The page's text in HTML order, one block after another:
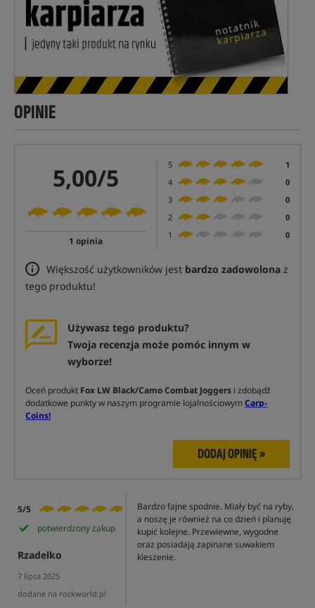
OPINIE
5,00/5
1 opinia
5
1
4
0
3
0
2
0
1
0
Większość użytkowników jest bardzo zadowolona z
tego produktu!
Używasz tego produktu?
Twoja recenzja może pomóc innym w
wyborze!
Oceń produkt Fox LW Black/Camo Combat Joggers i zdobądź
dodatkowe punkty w naszym programie lojalnościowymCarp-
Coins!
DODAJ OPINIĘ »
5/5
potwierdzony zakup
Rzadelko
7 lipca 2025
dodane na rockworld.pl
Bardzo fajne spodnie. Miały być na ryby,
a noszę je również na co dzień i planuję
kupić kolejne. Przewiewne, wygodne
oraz posiadają zapinane suwakiem
kieszenie.